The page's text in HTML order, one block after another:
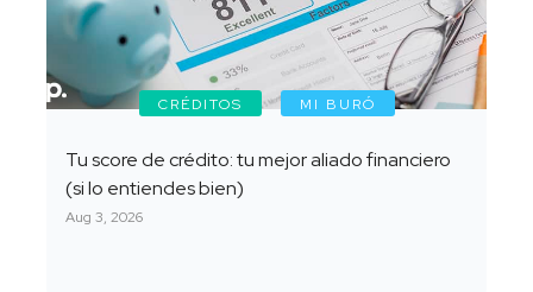
CRÉDITOS MI BURÓ
Tu score de crédito: tu mejor aliado financiero
(si lo entiendes bien)
Aug 3, 2026